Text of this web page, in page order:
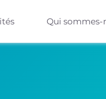
Qui sommes-